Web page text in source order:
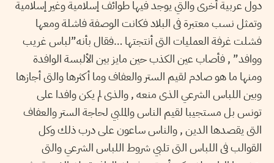
دول عربية أخرى والتي يوجد فيها طوائف إسلامية وغير إسلامية
وتمثل نسب معتبرة فى البلاد فكانت الوصفة فاشلة ومعها
فشلت غرفة العمليات التى أنتجتها …فقال بأنه”لباس غريب
ووافد” , فأصاب عين الكذب حين مايز بين الألبسة الوافدة
ومنها ما هو صادم لقيم الستر والعفاف وما أكثرها والتى أجازها
وبين اللباس الشرعي الذى منعه , والذى لم يكن وافدا على
تونس بل مستجيبا لقيم الناس والملبي لحاجة الستر والعفاف
التى يقصدها الدين , والناس ساعون على درب ذلك وكل
القوالب فى اللباس التى تلبي شروط اللباس الشرعي والتى